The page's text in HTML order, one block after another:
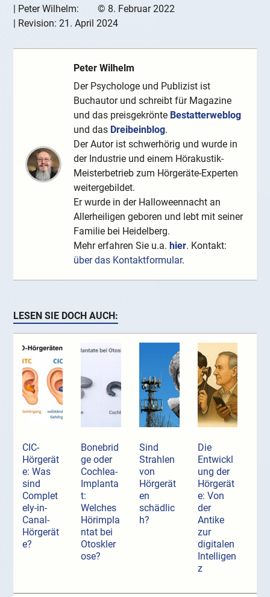
| Peter Wilhelm: © 8. Februar 2022
| Revision:21. April 2024
Peter Wilhelm
Der Psychologe und Publizist ist
Buchautor und schreibt für Magazine
und das preisgekrönte Bestatterweblog
und das Dreibeinblog.
Der Autor ist schwerhörig und wurde in
der Industrie und einem Hörakustik-
Meisterbetrieb zum Hörgeräte-Experten
weitergebildet.
Er wurde in der Halloweennacht an
Allerheiligen geboren und lebt mit seiner
Familie bei Heidelberg.
Mehr erfahren Sie u.a.hier. Kontakt:
über das Kontaktformular.
LESEN SIE DOCH AUCH:
CIC-
Hörgerät
e: Was
sind
Complet
ely-in-
Canal-
Hörgerät
e?
Bonebrid
ge oder
Cochlea-
Implanta
t:
Welches
Hörimpla
ntat bei
Otoskler
ose?
Sind
Strahlen
von
Hörgerät
en
schädlic
h?
Die
Entwickl
ung der
Hörgerät
e: Von
der
Antike
zur
digitalen
Intelligen
z